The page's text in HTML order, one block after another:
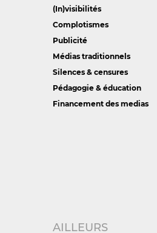
(In)visibilités
Complotismes
Publicité
Médias traditionnels
Silences & censures
Pédagogie & éducation
Financement des medias
AILLEURS